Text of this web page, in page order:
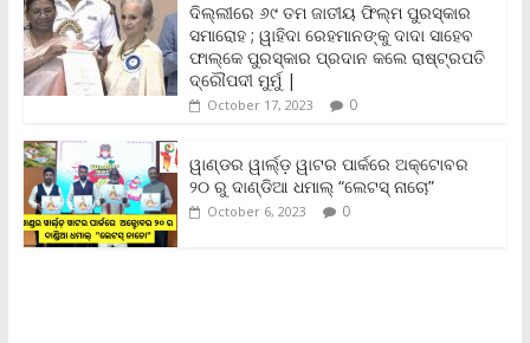
d
l
y
ଦିଲ୍ଲୀରେ ୬୯ ତମ ଜାତୀୟ ଫିଲ୍ମ ପୁରସ୍କାର
ସମାରୋହ ; ୱାହିଦା ରେହମାନଙ୍କୁ ଦାଦା ସାହେବ
ଫାଲ୍‌କେ ପୁରସ୍କାର ପ୍ରଦାନ କଲେ ରାଷ୍ଟ୍ରପତି
ଦ୍ରୌପଦୀ ମୁର୍ମୁ |
October 17, 2023 0
ୱାଣ୍ଡର ୱାର୍ଲ୍‌ଡ଼ ୱାଟର ପାର୍କରେ ଅକ୍ଟୋବର
୨୦ ରୁ ଦାଣ୍ଡିଆ ଧମାଲ୍ “ଲେଟସ୍ ନାଚୋ”
October 6, 2023 0